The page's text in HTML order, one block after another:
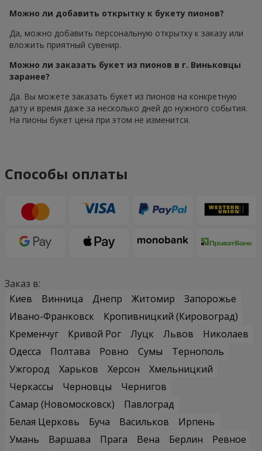
Можно ли добавить открытку к букету пионов?
Да, можно добавить персональную открытку к заказу или
вложить приятный сувенир.
Можно ли заказать букет из пионов в г. Виньковцы
заранее?
Да. Вы можете заказать букет из пионов на конкретную
дату и время даже за несколько дней до нужного события.
На пионы букет цена при этом не изменится.
Способы оплаты
Заказ в:
Киев
Винница Днепр Житомир
Запорожье
Ивано-Франковск
Кропивницкий (Кировоград)
Кременчуг
Кривой Рог Луцк Львов
Николаев
Одесса
Полтава Ровно Сумы
Тернополь
Ужгород
Харьков Херсон
Хмельницкий
Черкассы
Черновцы
Чернигов
Самар (Новомосковск)
Павлоград
Белая Церковь
Буча Васильков
Ирпень
Умань
Варшава Прага Вена Берлин
Ревное